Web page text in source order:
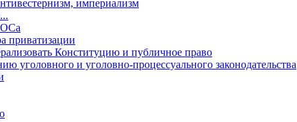
империализм
приватизации
Конституцию и публичное право
уголовного и уголовно-процессуального законодательства